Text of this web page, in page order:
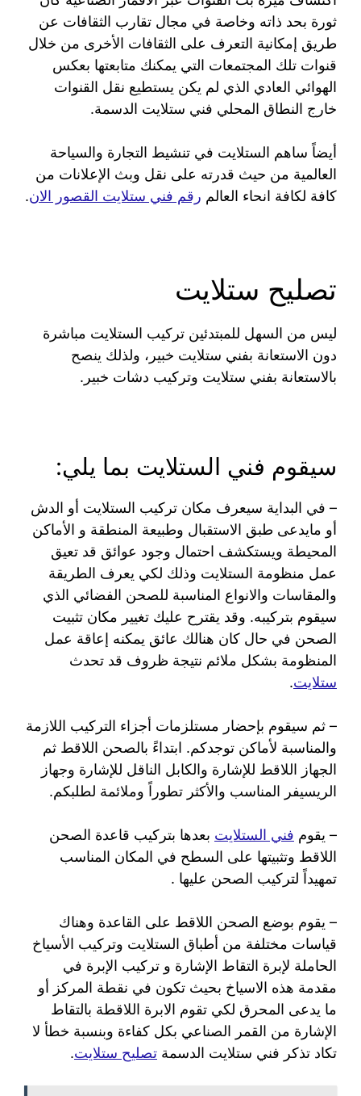
ثورة بحد ذاته وخاصة في مجال تقارب الثقافات عن
طريق إمكانية التعرف على الثقافات الأخرى من خلال
قنوات تلك المجتمعات التي يمكنك متابعتها بعكس
الهوائي العادي الذي لم يكن يستطيع نقل القنوات
خارج النطاق المحلي فني ستلايت الدسمة.
أيضاً ساهم الستلايت في تنشيط التجارة والسياحة
العالمية من حيث قدرته على نقل وبث الإعلانات من
كافة لكافة انحاء العالم رقم فني ستلايت القصور الان.
تصليح ستلايت
ليس من السهل للمبتدئين تركيب الستلايت مباشرة
دون الاستعانة بفني ستلايت خبير، ولذلك ينصح
بالاستعانة بفني ستلايت وتركيب دشات خبير.
سيقوم فني الستلايت بما يلي:
– في البداية سيعرف مكان تركيب الستلايت أو الدش
أو مايدعى طبق الاستقبال وطبيعة المنطقة و الأماكن
المحيطة ويستكشف احتمال وجود عوائق قد تعيق
عمل منظومة الستلايت وذلك لكي يعرف الطريقة
والمقاسات والانواع المناسبة للصحن الفضائي الذي
سيقوم بتركيبه. وقد يقترح عليك تغيير مكان تثبيت
الصحن في حال كان هنالك عائق يمكنه إعاقة عمل
المنظومة بشكل ملائم نتيجة ظروف قد تحدث
ستلايت.
– ثم سيقوم بإحضار مستلزمات أجزاء التركيب اللازمة
والمناسبة لأماكن توجدكم. ابتداءً بالصحن اللاقط ثم
الجهاز اللاقط للإشارة والكابل الناقل للإشارة وجهاز
الريسيفر المناسب والأكثر تطوراً وملائمة لطلبكم.
– يقوم فني الستلايت بعدها بتركيب قاعدة الصحن
اللاقط وتثبيتها على السطح في المكان المناسب
تمهيداً لتركيب الصحن عليها .
– يقوم بوضع الصحن اللاقط على القاعدة وهناك
قياسات مختلفة من أطباق الستلايت وتركيب الأسياخ
الحاملة لإبرة التقاط الإشارة و تركيب الإبرة في
مقدمة هذه الاسياخ بحيث تكون في نقطة المركز أو
ما يدعى المحرق لكي تقوم الابرة اللاقطة بالتقاط
الإشارة من القمر الصناعي بكل كفاءة وبنسبة خطأ لا
تكاد تذكر فني ستلايت الدسمة تصليح ستلايت.